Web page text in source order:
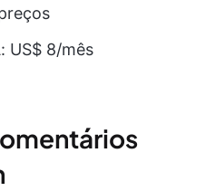
US$ 8/mês